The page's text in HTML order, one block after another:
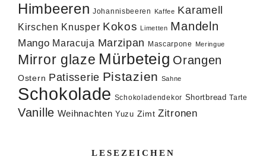
Himbeeren Johannisbeeren Kaffee Karamell
Kirschen Knusper Kokos Limetten Mandeln
Mango Maracuja Marzipan Mascarpone Meringue
Mirror glaze Mürbeteig Orangen
Ostern Patisserie Pistazien Sahne
Schokolade Schokoladendekor Shortbread Tarte
Vanille Weihnachten Yuzu Zimt Zitronen
LESEZEICHEN